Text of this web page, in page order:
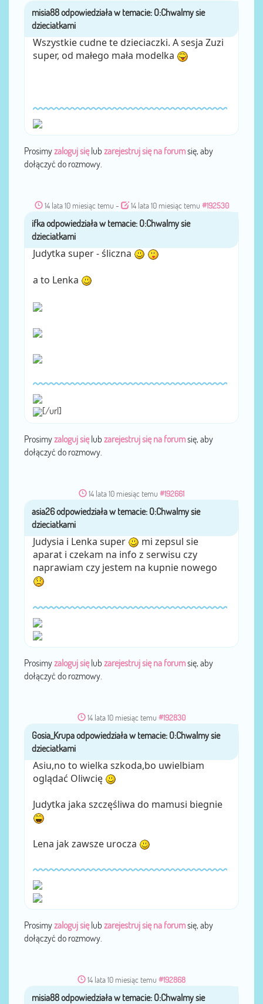
przez misia88
Wszystkie cudne te dzieciaczki. A sesja Zuzi
super, od małego mała modelka
Prosimyzaloguj sięlub zarejestruj się na forumsię, aby
dołączyć do rozmowy.
14 lata 10 miesiąc temu - 14 lata 10 miesiąc temu #192530
przezifka
Judytka super - śliczna
a to Lenka
[/url]
Prosimyzaloguj sięlub zarejestruj się na forumsię, aby
dołączyć do rozmowy.
14 lata 10 miesiąc temu #192661
przezasia26
Judysia i Lenka super
mi zepsul sie
aparat i czekam na info z serwisu czy
naprawiam czy jestem na kupnie nowego
Prosimyzaloguj sięlub zarejestruj się na forumsię, aby
dołączyć do rozmowy.
14 lata 10 miesiąc temu #192830
przezGosia_Krupa
Asiu,no to wielka szkoda,bo uwielbiam
oglądać Oliwcię
Judytka jaka szczęśliwa do mamusi biegnie
Lena jak zawsze urocza
Prosimyzaloguj sięlub zarejestruj się na forumsię, aby
dołączyć do rozmowy.
14 lata 10 miesiąc temu #192868
przez misia88